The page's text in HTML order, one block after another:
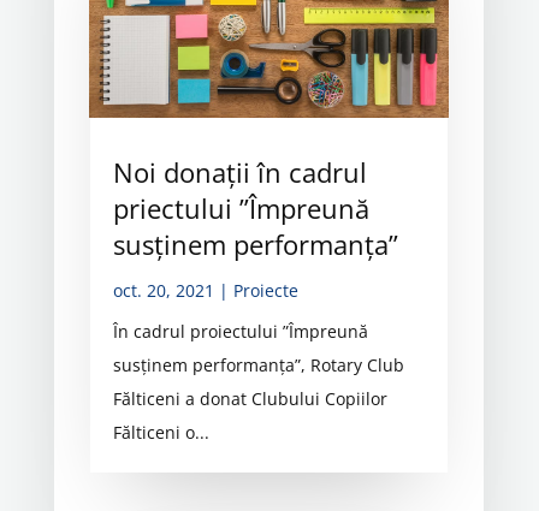
Noi donații în cadrul
priectului ”Împreună
susținem performanța”
oct. 20, 2021 | Proiecte
În cadrul proiectului ”Împreună
susținem performanța”, Rotary Club
Fălticeni a donat Clubului Copiilor
Fălticeni o...